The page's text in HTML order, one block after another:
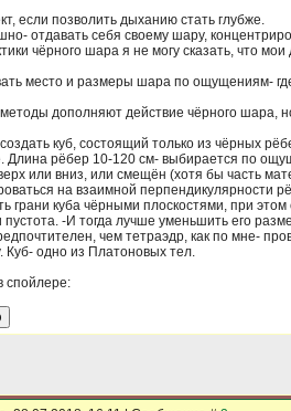
если позволить дыханию стать глубже.
отдавать себя своему шару,
чёрного шара я не могу сказать, что
место и размеры шара по ощущениям-
дополняют действие чёрного шара,
куб, состоящий только из чёрных
Длина рёбер 10-120 см- выбирается по
или вниз, или смещён (хотя бы часть
на взаимной перпендикулярности
грани куба чёрными плоскостями, при этом
пустота. -И тогда лучше уменьшить его
чем тетраэдр, как по мне-
Куб- одно из Платоновых тел.
спойлере: